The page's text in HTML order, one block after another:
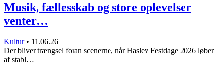
Musik, fællesskab og store oplevelser
venter…
Kultur • 11.06.26
Der bliver trængsel foran scenerne, når Haslev Festdage 2026 løber
af stabl…